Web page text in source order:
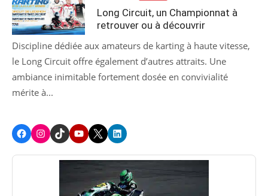
on
Long Circuit, un Championnat à
retrouver ou à découvrir
Discipline dédiée aux amateurs de karting à haute vitesse,
le Long Circuit offre également d’autres attraits. Une
ambiance inimitable fortement dosée en convivialité
mérite à...
FacebookInstagram
TikTokYoutube
X LinkedIn